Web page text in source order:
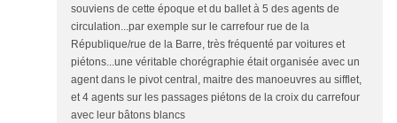
souviens de cette époque et du ballet à 5 des agents de
circulation...par exemple sur le carrefour rue de la
République/rue de la Barre, très fréquenté par voitures et
piétons...une véritable chorégraphie était organisée avec un
agent dans le pivot central, maitre des manoeuvres au sifflet,
et 4 agents sur les passages piétons de la croix du carrefour
avec leur bâtons blancs